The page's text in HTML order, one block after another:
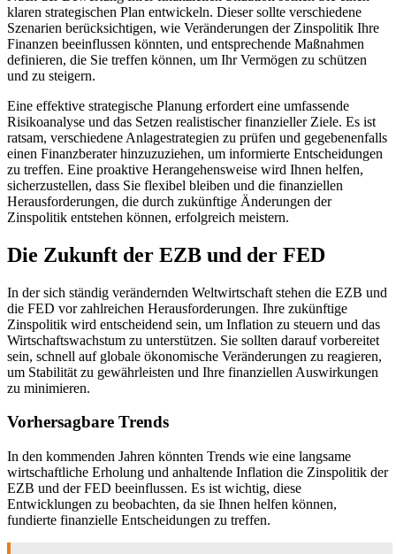
klaren strategischen Plan entwickeln. Dieser sollte verschiedene
Szenarien berücksichtigen, wie Veränderungen der Zinspolitik Ihre
Finanzen beeinflussen könnten, und entsprechende Maßnahmen
definieren, die Sie treffen können, um Ihr Vermögen zu schützen
und zu steigern.
Eine effektive strategische Planung erfordert eine umfassende
Risikoanalyse und das Setzen realistischer finanzieller Ziele. Es ist
ratsam, verschiedene Anlagestrategien zu prüfen und gegebenenfalls
einen Finanzberater hinzuzuziehen, um informierte Entscheidungen
zu treffen. Eine proaktive Herangehensweise wird Ihnen helfen,
sicherzustellen, dass Sie flexibel bleiben und die finanziellen
Herausforderungen, die durch zukünftige Änderungen der
Zinspolitik entstehen können, erfolgreich meistern.
Die Zukunft der EZB und der FED
In der sich ständig verändernden Weltwirtschaft stehen die EZB und
die FED vor zahlreichen Herausforderungen. Ihre zukünftige
Zinspolitik wird entscheidend sein, um Inflation zu steuern und das
Wirtschaftswachstum zu unterstützen. Sie sollten darauf vorbereitet
sein, schnell auf globale ökonomische Veränderungen zu reagieren,
um Stabilität zu gewährleisten und Ihre finanziellen Auswirkungen
zu minimieren.
Vorhersagbare Trends
In den kommenden Jahren könnten Trends wie eine langsame
wirtschaftliche Erholung und anhaltende Inflation die Zinspolitik der
EZB und der FED beeinflussen. Es ist wichtig, diese
Entwicklungen zu beobachten, da sie Ihnen helfen können,
fundierte finanzielle Entscheidungen zu treffen.